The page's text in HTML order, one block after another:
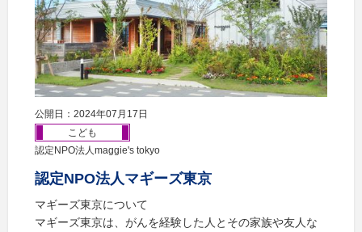
公開日：2024年07月17日
こども
認定NPO法人maggie's tokyo
認定NPO法人マギーズ東京
マギーズ東京について
マギーズ東京は、がんを経験した人とその家族や友人な